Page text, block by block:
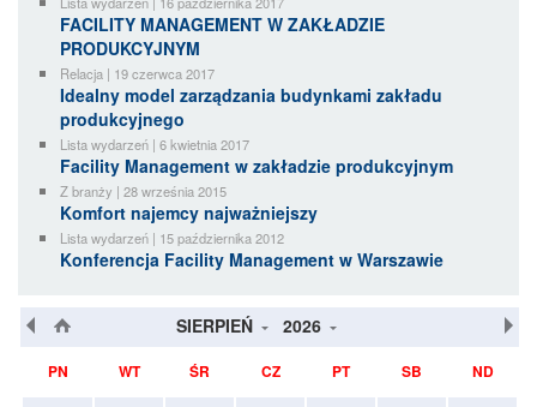
FACILITY MANAGEMENT W ZAKŁADZIE
PRODUKCYJNYM
Relacja | 19 czerwca 2017
Idealny model zarządzania budynkami zakładu
produkcyjnego
Lista wydarzeń | 6 kwietnia 2017
Facility Management w zakładzie produkcyjnym
Z branży | 28 września 2015
Komfort najemcy najważniejszy
Lista wydarzeń | 15 października 2012
Konferencja Facility Management w Warszawie
SIERPIEŃ 2026
PN WT ŚR CZ PT SB ND